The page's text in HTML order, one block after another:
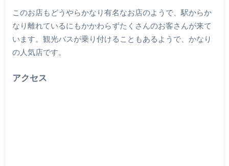
このお店もどうやらかなり有名なお店のようで、駅からか
なり離れているにもかかわらずたくさんのお客さんが来て
います。観光バスが乗り付けることもあるようで、かなり
の人気店です。
アクセス